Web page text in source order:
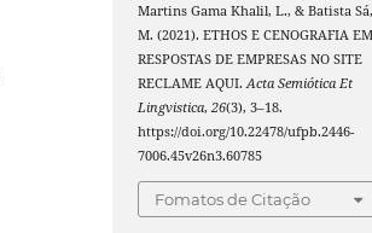
Martins Gama Khalil, L., & Batista
M. (2021). ETHOS E CENOGRAFIA
RESPOSTAS DE EMPRESAS NO SITE
RECLAME AQUI.Acta Semiótica Et
Lingvistica,26(3), 3–18.
https://doi.org/10.22478/ufpb.2446-
7006.45v26n3.60785
Fomatos de Citação